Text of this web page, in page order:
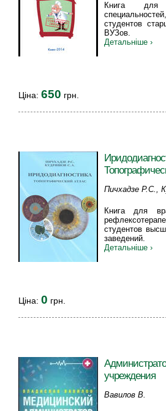
Книга для
студентов
ВУЗов.
Детальніше ›
Ціна: 650 грн.
Пичхадзе Р.С.,
Книга для
студентов
заведений.
Детальніше ›
Ціна: 0 грн.
учреждения
Вавилов В.